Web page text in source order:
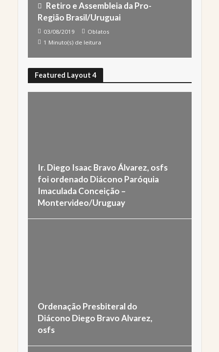
Retiro e Assembleia da Pro-
Região Brasil/Uruguai
03/08/2019
Oblatos
1 Minuto(s) de leitura
Featured Layout 4
Ir. Diego Isaac Bravo Álvarez, osfs
foi ordenado Diácono Paróquia
Imaculada Conceição –
Montervideo/Uruguay
Ordenação Presbiteral do
Diácono Diego Bravo Alvarez,
osfs